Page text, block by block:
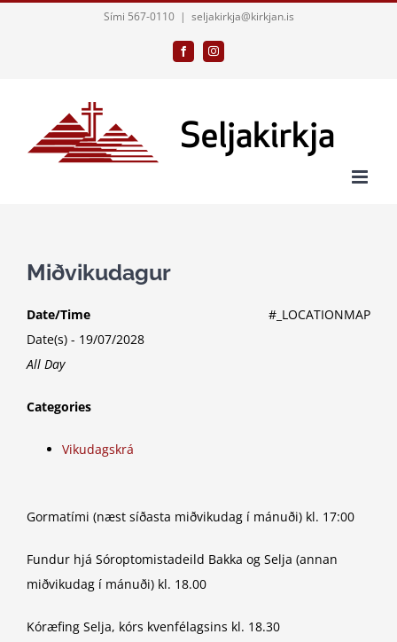
Sími 567-0110 | seljakirkja@kirkjan.is
FacebookInstagram
Miðvikudagur
#_LOCATIONMAP
Date/Time
Date(s) - 19/07/2028
All Day
Categories
Vikudagskrá
Gormatími (næst síðasta miðvikudag í mánuði) kl. 17:00
Fundur hjá Sóroptomistadeild Bakka og Selja (annan
miðvikudag í mánuði) kl. 18.00
Kóræfing Selja, kórs kvenfélagsins kl. 18.30